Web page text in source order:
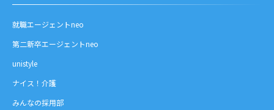
就職エージェントneo
第二新卒エージェントneo
unistyle
ナイス！介護
みんなの採用部